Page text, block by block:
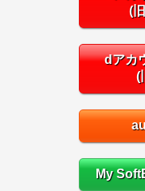
(
dアカ
(
My